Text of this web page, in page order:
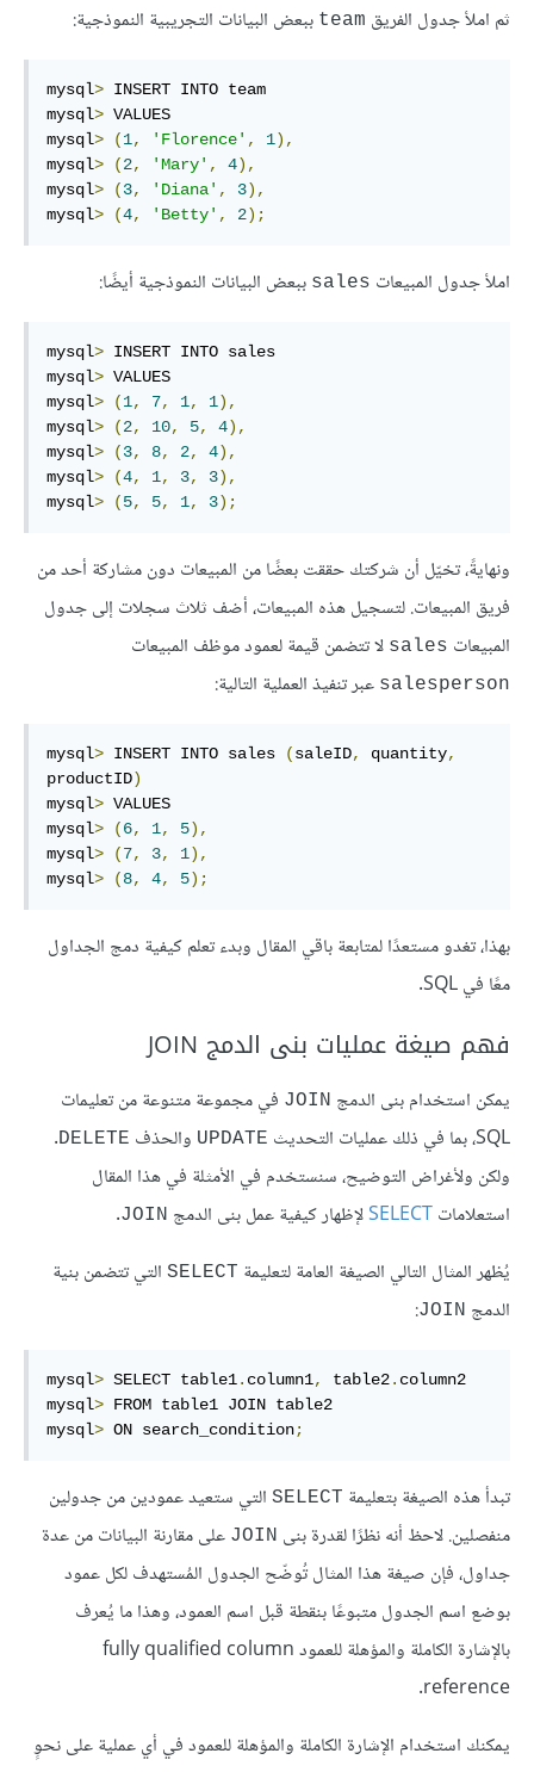
ثم املأ جدول الفريق team ببعض البيانات التجريبية النموذجية:
mysql> INSERT INTO team
mysql> VALUES
mysql> (1, 'Florence' , 1),
mysql> (2, 'Mary' , 4),
mysql> (3, 'Diana' , 3),
mysql> (4, 'Betty' , 2);
املأ جدول المبيعات sales ببعض البيانات النموذجية أيضًا:
mysql> INSERT INTO sales
mysql> VALUES
mysql> (1, 7, 1, 1),
mysql> (2, 10, 5, 4),
mysql> (3, 8, 2, 4),
mysql> (4, 1, 3, 3),
mysql> (5, 5, 1, 3);
ونهايةً، تخيّل أن شركتك حققت بعضًا من المبيعات دون مشاركة أحد من
فريق المبيعات. لتسجيل هذه المبيعات، أضف ثلاث سجلات إلى جدول
المبيعات sales لا تتضمن قيمة لعمود موظف المبيعات
salesperson عبر تنفيذ العملية التالية:
mysql> INSERT INTO sales (saleID, quantity,
productID)
mysql> VALUES
mysql> (6, 1, 5),
mysql> (7, 3, 1),
mysql> (8, 4, 5);
بهذا، تغدو مستعدًا لمتابعة باقي المقال وبدء تعلم كيفية دمج الجداول
معًا في SQL.
فهم صيغة عمليات بنى الدمج JOIN
يمكن استخدام بنى الدمج JOIN في مجموعة متنوعة من تعليمات
SQL، بما في ذلك عمليات التحديث
UPDATE والحذف DELETE
.
ولكن ولأغراض التوضيح، سنستخدم في الأمثلة في هذا المقال
استعلاماتSELECTلإظهار كيفية عمل بنى الدمج JOIN
.
يُظهر المثال التالي الصيغة العامة لتعليمة SELECT التي تتضمن بنية
الدمج JOIN
:
mysql> SELECT table1. column1, table2. column2
mysql> FROM table1 JOIN table2
mysql> ON search_condition;
تبدأ هذه الصيغة بتعليمة SELECT التي ستعيد عمودين من جدولين
منفصلين. لاحظ أنه نظرًا لقدرة بنى JOIN على مقارنة البيانات من عدة
جداول، فإن صيغة هذا المثال تُوضّح الجدول المُستهدف لكل عمود
بوضع اسم الجدول متبوعًا بنقطة قبل اسم العمود، وهذا ما يُعرف
بالإشارة الكاملة والمؤهلة للعمود fully qualified column
reference.
يمكنك استخدام الإشارة الكاملة والمؤهلة للعمود في أي عملية على نحوٍ